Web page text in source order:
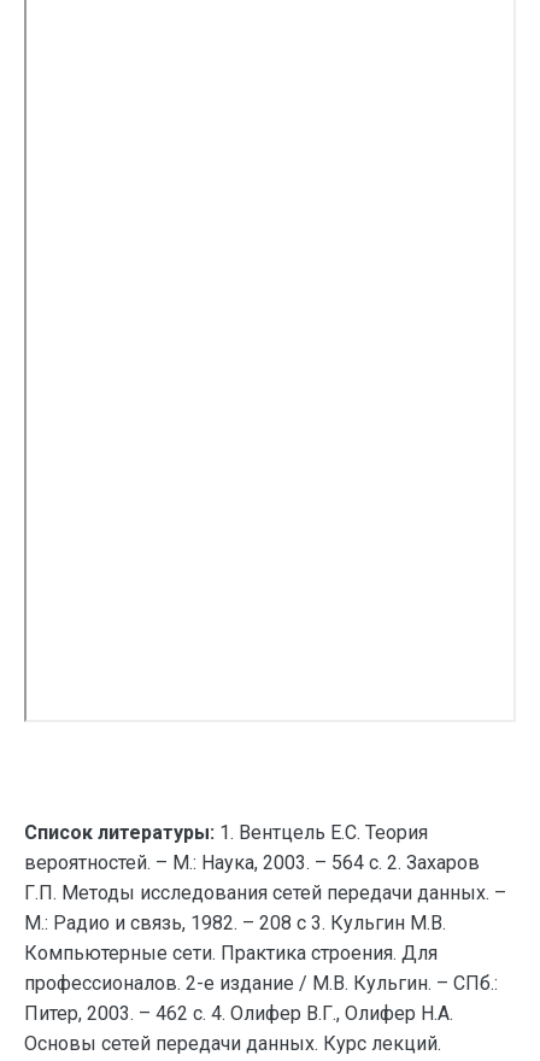
Список литературы: 1. Вентцель Е.С. Теория
вероятностей. – М.: Наука, 2003. – 564 с. 2. Захаров
Г.П. Методы исследования сетей передачи данных. –
М.: Радио и связь, 1982. – 208 с 3. Кульгин М.В.
Компьютерные сети. Практика строения. Для
профессионалов. 2-е издание / М.В. Кульгин. – СПб.:
Питер, 2003. – 462 с. 4. Олифер В.Г., Олифер Н.А.
Основы сетей передачи данных. Курс лекций.